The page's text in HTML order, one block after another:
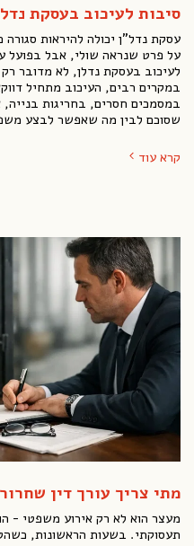
סיבות לעיכוב בעסקת
עסקת נדל"ן יכולה להיראות
על פרט שנראה שולי, אבל בפועל
לעיכוב בעסקת נדלן, לא מדובר
במקרים רבים, העיכוב מתחיל
במסמכים חסרים, בחריגות
שסוכם לבין מה שאפשר לבצע
קרא עוד
מתי צריך עורך דין
מעצר הוא לא רק אירוע משפטי -
תעסוקתי. בשעות הראשונות,